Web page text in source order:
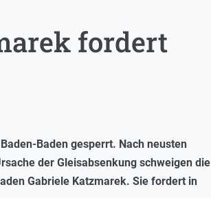
fordert
Baden gesperrt. Nach neusten
der Gleisabsenkung schweigen die
Gabriele Katzmarek. Sie fordert in